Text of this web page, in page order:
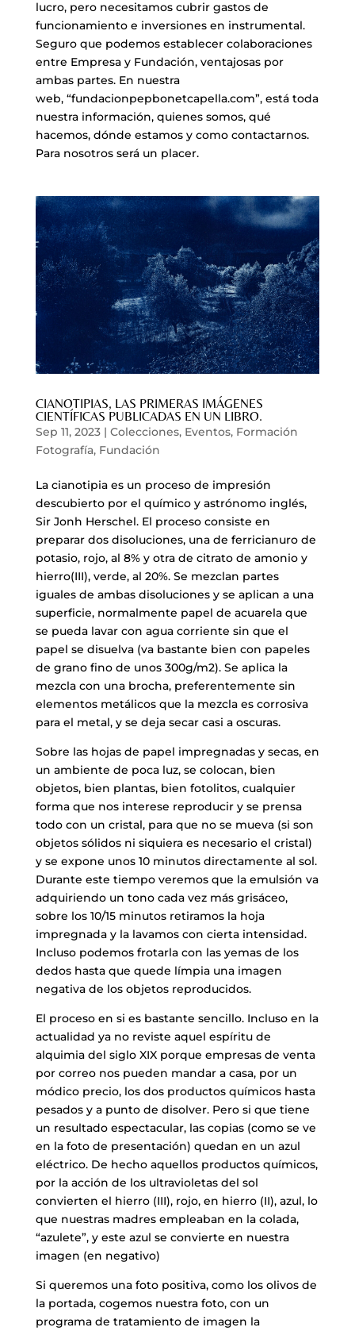
lucro, pero necesitamos cubrir gastos de
funcionamiento e inversiones en instrumental.
Seguro que podemos establecer colaboraciones
entre Empresa y Fundación, ventajosas por
ambas partes. En nuestra
web, “fundacionpepbonetcapella.com”, está toda
nuestra información, quienes somos, qué
hacemos, dónde estamos y como contactarnos.
Para nosotros será un placer.
CIANOTIPIAS, LAS PRIMERAS IMÁGENES
CIENTÍFICAS PUBLICADAS EN UN LIBRO.
Sep 11, 2023| Colecciones, Eventos, Formación
Fotografía, Fundación
La cianotipia es un proceso de impresión
descubierto por el químico y astrónomo inglés,
Sir Jonh Herschel. El proceso consiste en
preparar dos disoluciones, una de ferricianuro de
potasio, rojo, al 8% y otra de citrato de amonio y
hierro(III), verde, al 20%. Se mezclan partes
iguales de ambas disoluciones y se aplican a una
superficie, normalmente papel de acuarela que
se pueda lavar con agua corriente sin que el
papel se disuelva (va bastante bien con papeles
de grano fino de unos 300g/m2). Se aplica la
mezcla con una brocha, preferentemente sin
elementos metálicos que la mezcla es corrosiva
para el metal, y se deja secar casi a oscuras.
Sobre las hojas de papel impregnadas y secas, en
un ambiente de poca luz, se colocan, bien
objetos, bien plantas, bien fotolitos, cualquier
forma que nos interese reproducir y se prensa
todo con un cristal, para que no se mueva (si son
objetos sólidos ni siquiera es necesario el cristal)
y se expone unos 10 minutos directamente al sol.
Durante este tiempo veremos que la emulsión va
adquiriendo un tono cada vez más grisáceo,
sobre los 10/15 minutos retiramos la hoja
impregnada y la lavamos con cierta intensidad.
Incluso podemos frotarla con las yemas de los
dedos hasta que quede límpia una imagen
negativa de los objetos reproducidos.
El proceso en si es bastante sencillo. Incluso en la
actualidad ya no reviste aquel espíritu de
alquimia del siglo XIX porque empresas de venta
por correo nos pueden mandar a casa, por un
módico precio, los dos productos químicos hasta
pesados y a punto de disolver. Pero si que tiene
un resultado espectacular, las copias (como se ve
en la foto de presentación) quedan en un azul
eléctrico. De hecho aquellos productos químicos,
por la acción de los ultravioletas del sol
convierten el hierro (III), rojo, en hierro (II), azul, lo
que nuestras madres empleaban en la colada,
“azulete”, y este azul se convierte en nuestra
imagen (en negativo)
Si queremos una foto positiva, como los olivos de
la portada, cogemos nuestra foto, con un
programa de tratamiento de imagen la